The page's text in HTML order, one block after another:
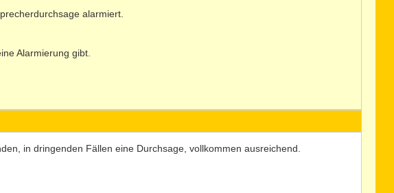
alarmiert.
Alarmierung gibt.
in dringenden Fällen eine Durchsage, vollkommen ausreichend.